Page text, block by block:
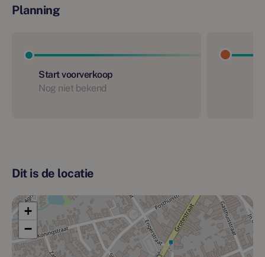
Planning
Start voorverkoop
Nog niet bekend
Dit is de locatie
+
−